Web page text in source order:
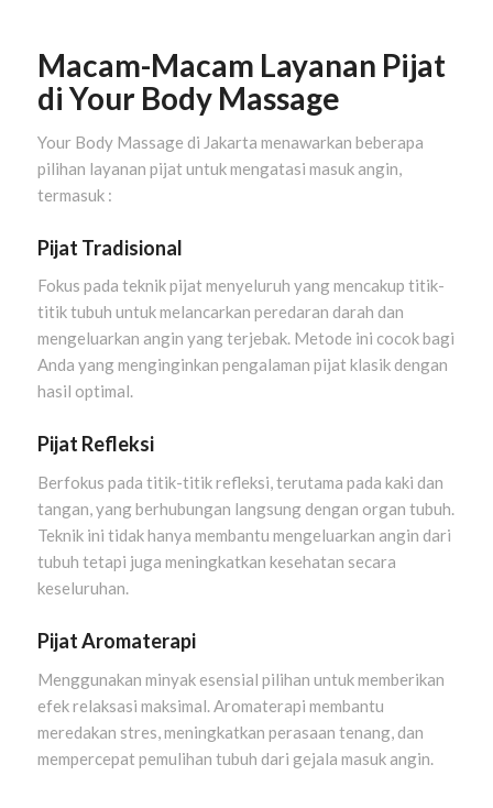
Macam-Macam Layanan Pijat
di Your Body Massage
Your Body Massage di Jakarta menawarkan beberapa
pilihan layanan pijat untuk mengatasi masuk angin,
termasuk :
Pijat Tradisional
Fokus pada teknik pijat menyeluruh yang mencakup titik-
titik tubuh untuk melancarkan peredaran darah dan
mengeluarkan angin yang terjebak. Metode ini cocok bagi
Anda yang menginginkan pengalaman pijat klasik dengan
hasil optimal.
Pijat Refleksi
Berfokus pada titik-titik refleksi, terutama pada kaki dan
tangan, yang berhubungan langsung dengan organ tubuh.
Teknik ini tidak hanya membantu mengeluarkan angin dari
tubuh tetapi juga meningkatkan kesehatan secara
keseluruhan.
Pijat Aromaterapi
Menggunakan minyak esensial pilihan untuk memberikan
efek relaksasi maksimal. Aromaterapi membantu
meredakan stres, meningkatkan perasaan tenang, dan
mempercepat pemulihan tubuh dari gejala masuk angin.